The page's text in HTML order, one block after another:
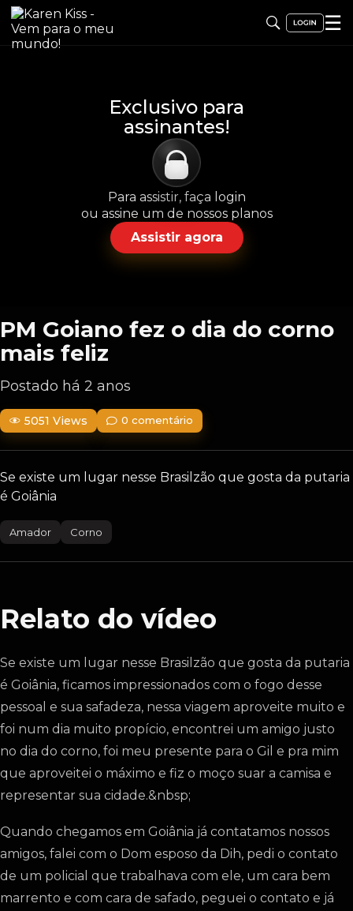
☰
Exclusivo para
assinantes!
Para assistir, faça login
ou assine um de nossos planos
Assistir agora
PM Goiano fez o dia do corno
mais feliz
Postado há 2 anos
5051 Views 0 comentário
Se existe um lugar nesse Brasilzão que gosta da putaria
é Goiânia
Amador Corno
Relato do vídeo
Se existe um lugar nesse Brasilzão que gosta da putaria
é Goiânia, ficamos impressionados com o fogo desse
pessoal e sua safadeza, nessa viagem aproveite muito e
foi num dia muito propício, encontrei um amigo justo
no dia do corno, foi meu presente para o Gil e pra mim
que aproveitei o máximo e fiz o moço suar a camisa e
representar sua cidade.&nbsp;
Quando chegamos em Goiânia já contatamos nossos
amigos, falei com o Dom esposo da Dih, pedi o contato
de um policial que trabalhava com ele, um cara bem
marrento e com cara de safado, peguei o contato e já